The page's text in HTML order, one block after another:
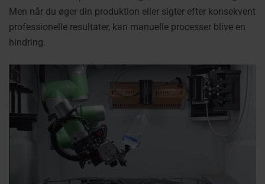
Men når du øger din produktion eller sigter efter konsekvent
professionelle resultater, kan manuelle processer blive en
hindring.